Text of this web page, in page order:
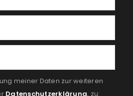
meiner Daten zur weiteren
Datenschutzerklärung, zu: